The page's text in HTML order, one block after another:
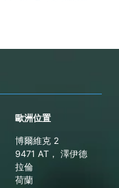
歐洲位置
博爾維克 2
9471 AT， 澤伊德
拉倫
荷蘭